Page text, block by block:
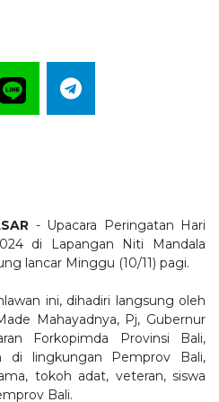
- Upacara Peringatan Hari
di Lapangan Niti Mandala
lancar Minggu (10/11) pagi.
ini, dihadiri langsung oleh
Mahayadnya, Pj, Gubernur
Forkopimda Provinsi Bali,
di lingkungan Pemprov Bali,
tokoh adat, veteran, siswa
Bali.